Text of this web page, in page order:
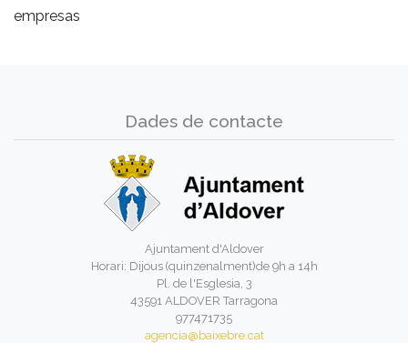
empresas
Dades de contacte
Ajuntament d'Aldover
Horari: Dijous (quinzenalment)de 9h a 14h
Pl. de l'Esglesia, 3
43591 ALDOVER Tarragona
977471735
agencia@baixebre.cat